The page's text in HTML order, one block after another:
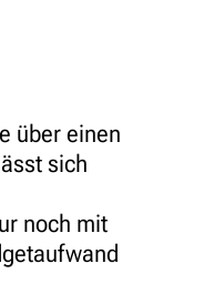
über einen
sich
noch mit